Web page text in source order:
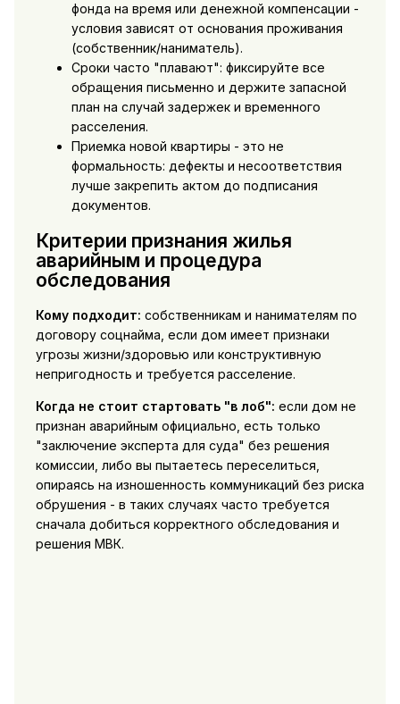
фонда на время или денежной компенсации -
условия зависят от основания проживания
(собственник/наниматель).
Сроки часто "плавают": фиксируйте все
обращения письменно и держите запасной
план на случай задержек и временного
расселения.
Приемка новой квартиры - это не
формальность: дефекты и несоответствия
лучше закрепить актом до подписания
документов.
Критерии признания жилья
аварийным и процедура
обследования
Кому подходит: собственникам и нанимателям по
договору соцнайма, если дом имеет признаки
угрозы жизни/здоровью или конструктивную
непригодность и требуется расселение.
Когда не стоит стартовать "в лоб": если дом не
признан аварийным официально, есть только
"заключение эксперта для суда" без решения
комиссии, либо вы пытаетесь переселиться,
опираясь на изношенность коммуникаций без риска
обрушения - в таких случаях часто требуется
сначала добиться корректного обследования и
решения МВК.